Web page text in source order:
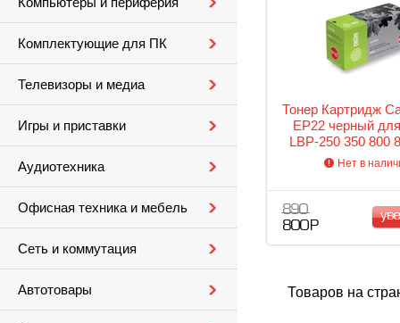
Комплектующие для ПК
Телевизоры и медиа
Игры и приставки
Аудиотехника
Офисная техника и мебель
Сеть и коммутация
Автотовары
Тонер Картридж
EP22 черный
LBP-250 350 800
1110SE 1120
Нет в
890
800 Р
Товаров на